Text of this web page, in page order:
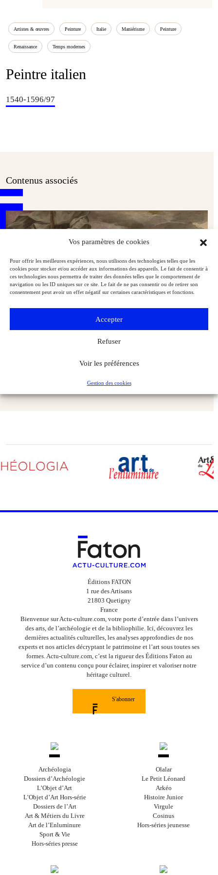
Vos paramètres de cookies
Pour offrir les meilleures expériences, nous utilisons des technologies telles que les
cookies pour stocker et/ou accéder aux informations des appareils. Le fait de consentir à
ces technologies nous permettra de traiter des données telles que le comportement de
navigation ou les ID uniques sur ce site. Le fait de ne pas consentir ou de retirer son
consentement peut avoir un effet négatif sur certaines caractéristiques et fonctions.
Accepter
Refuser
Voir les préférences
Gestion des cookies
Artistes & œuvres Peinture Italie Maniérisme Peinture
Renaissance Temps modernes
Peintre italien
1540-1596/97
Contenus associés
Éditions FATON
1 rue des Artisans
21803 Quetigny
France
Bienvenue sur Actu-culture.com, votre porte d’entrée dans l’univers
des arts, de l’archéologie et de la bibliophilie. Ici, découvrez les
dernières actualités culturelles, les analyses approfondies de nos
experts et nos articles décryptant le patrimoine et l’art sous toutes ses
formes. Actu-culture.com, c’est la rigueur des Éditions Faton au
service d’un contenu conçu pour éclairer, inspirer et valoriser notre
héritage culturel.
S'abonner
Archéologia
Dossiers d’Archéologie
L’Objet d’Art
L’Objet d’Art Hors-série
Dossiers de l’Art
Art & Métiers du Livre
Art de l’Enluminure
Sport & Vie
Hors-séries presse
Olalar
Le Petit Léonard
Arkéo
Histoire Junior
Virgule
Cosinus
Hors-séries jeunesse